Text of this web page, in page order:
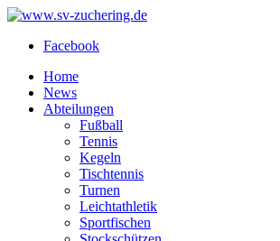
Facebook
Home
News
Abteilungen
Fußball
Tennis
Kegeln
Tischtennis
Turnen
Leichtathletik
Sportfischen